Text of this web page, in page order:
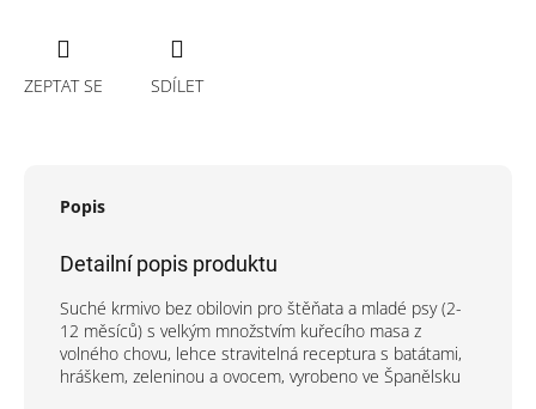
ZEPTAT SE SDÍLET
Popis
Detailní popis produktu
Suché krmivo bez obilovin pro štěňata a mladé psy (2-
12 měsíců) s velkým množstvím kuřecího masa z
volného chovu, lehce stravitelná receptura s batátami,
hráškem, zeleninou a ovocem, vyrobeno ve Španělsku